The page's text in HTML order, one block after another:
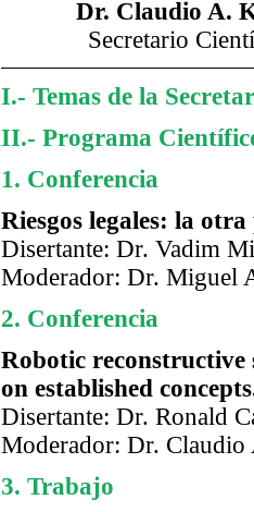
Dr. Claudio A.
Secretario
I.- Temas de la
II.- Programa
1. Conferencia
Riesgos legales: la
Disertante: Dr. Vadim
Moderador: Dr. Miguel
2. Conferencia
Robotic
on established
Disertante: Dr. Ronald
Moderador: Dr.
3. Trabajo